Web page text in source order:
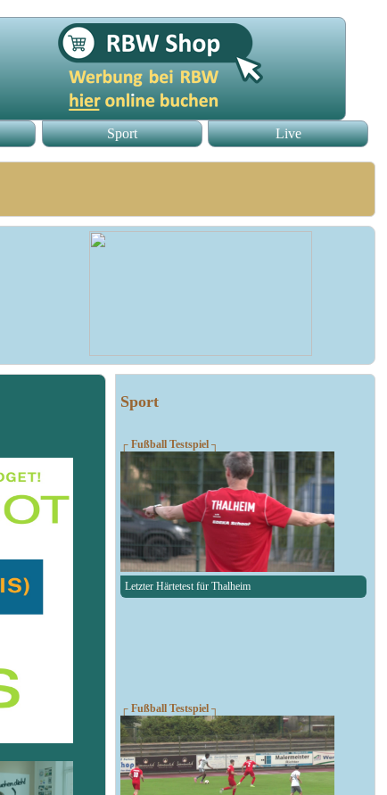
Sport Live
Sport
┌ Fußball Testspiel ┐
Letzter Härtetest für Thalheim
┌ Fußball Testspiel ┐